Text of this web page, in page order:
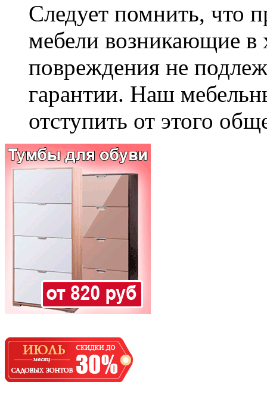
Следует помнить, что
мебели возникающие в
повреждения не
гарантии. Наш
отступить от этого